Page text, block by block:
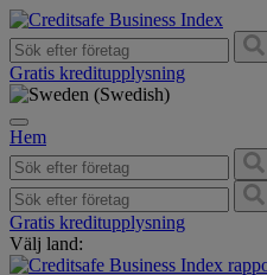
Gratis kreditupplysning
Hem
Gratis kreditupplysning
Välj land: